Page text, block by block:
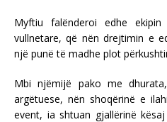
Myftiu falënderoi edhe
vullnetare, që nën drejtimin e
një punë të madhe plot
Mbi njëmijë pako me
argëtuese, nën shoqërinë e
event, ia shtuan gjallërinë